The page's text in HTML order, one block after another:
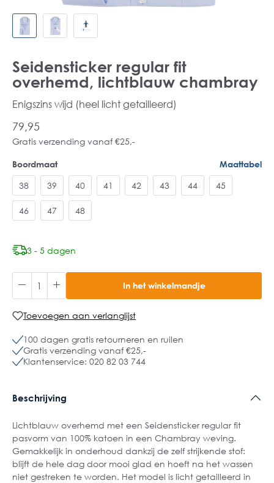
Seidensticker regular fit
overhemd, lichtblauw chambray
Enigszins wijd (heel licht getailleerd)
79,95
Gratis verzending vanaf €25,-
Boordmaat Maattabel
38 39 40 41 42 43 44 45
46 47 48
3 - 5 dagen
In het winkelmandje
Toevoegen aan verlanglijst
100 dagen gratis retourneren en ruilen
Gratis verzending vanaf €25,-
Klantenservice: 020 82 03 744
Beschrijving
Lichtblauw overhemd met een Seidensticker regular fit
pasvorm van 100% katoen in een Chambray weving.
Gemakkelijk in onderhoud dankzij de zelf strijkende stof:
blijft de hele dag door mooi glad en hoeft na het wassen
niet gestreken te worden. Het model is licht getailleerd in